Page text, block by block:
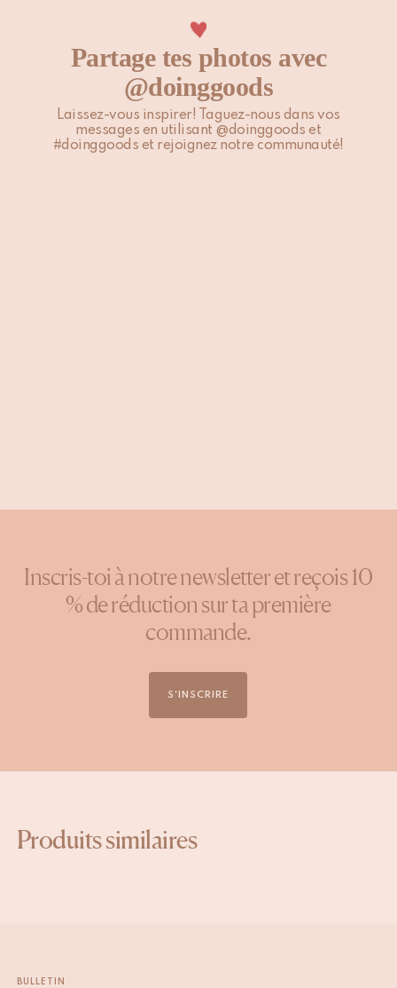
Partage tes photos avec
@doinggoods
Laissez-vous inspirer! Taguez-nous dans vos
messages en utilisant @doinggoods et
#doinggoods et rejoignez notre communauté!
Inscris-toi à notre newsletter et reçois 10
% de réduction sur ta première
commande.
S'INSCRIRE
Produits similaires
BULLETIN